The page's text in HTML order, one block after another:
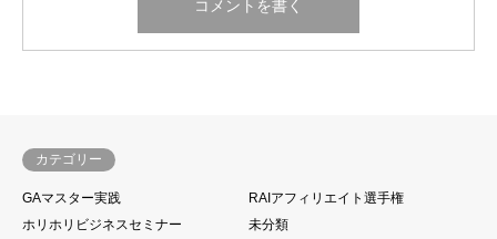
カテゴリー
GAマスター実践
RAIアフィリエイト選手権
ホリホリビジネスセミナー
未分類